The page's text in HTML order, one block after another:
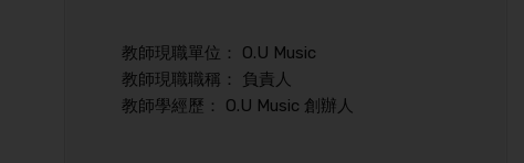
教師現職單位： O.U Music
教師現職職稱： 負責人
教師學經歷： O.U Music 創辦人